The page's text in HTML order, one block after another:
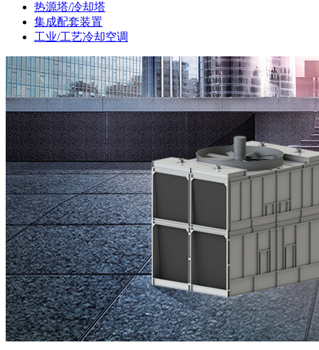
热源塔/冷却塔
集成配套装置
工业/工艺冷却空调